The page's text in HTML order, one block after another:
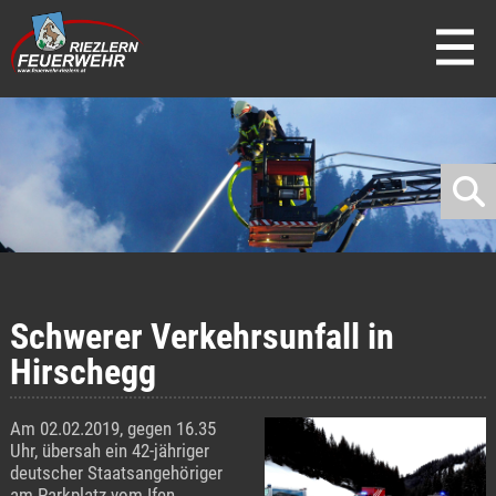
direkt zur Navigation
direkt zum Inhalt
Schwerer Verkehrsunfall in
Hirschegg
Am 02.02.2019, gegen 16.35
Uhr, übersah ein 42-jähriger
deutscher Staatsangehöriger